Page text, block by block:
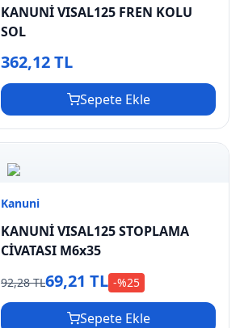
KANUNİ VISAL125 FREN KOLU
SOL
362,12 TL
Sepete Ekle
Kanuni
KANUNİ VISAL125 STOPLAMA
CİVATASI M6x35
92,28 TL69,21 TL -%25
Sepete Ekle